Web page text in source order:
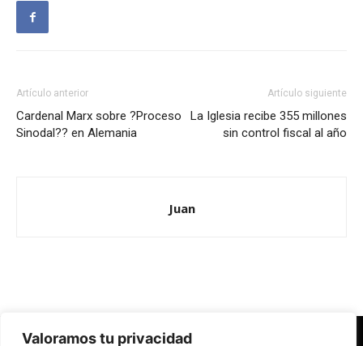
Valoramos tu privacidad
Artículo anterior
Cardenal Marx sobre ?Proceso
Sinodal?? en Alemania
Artículo siguiente
La Iglesia recibe 355 millones
sin control fiscal al año
Juan